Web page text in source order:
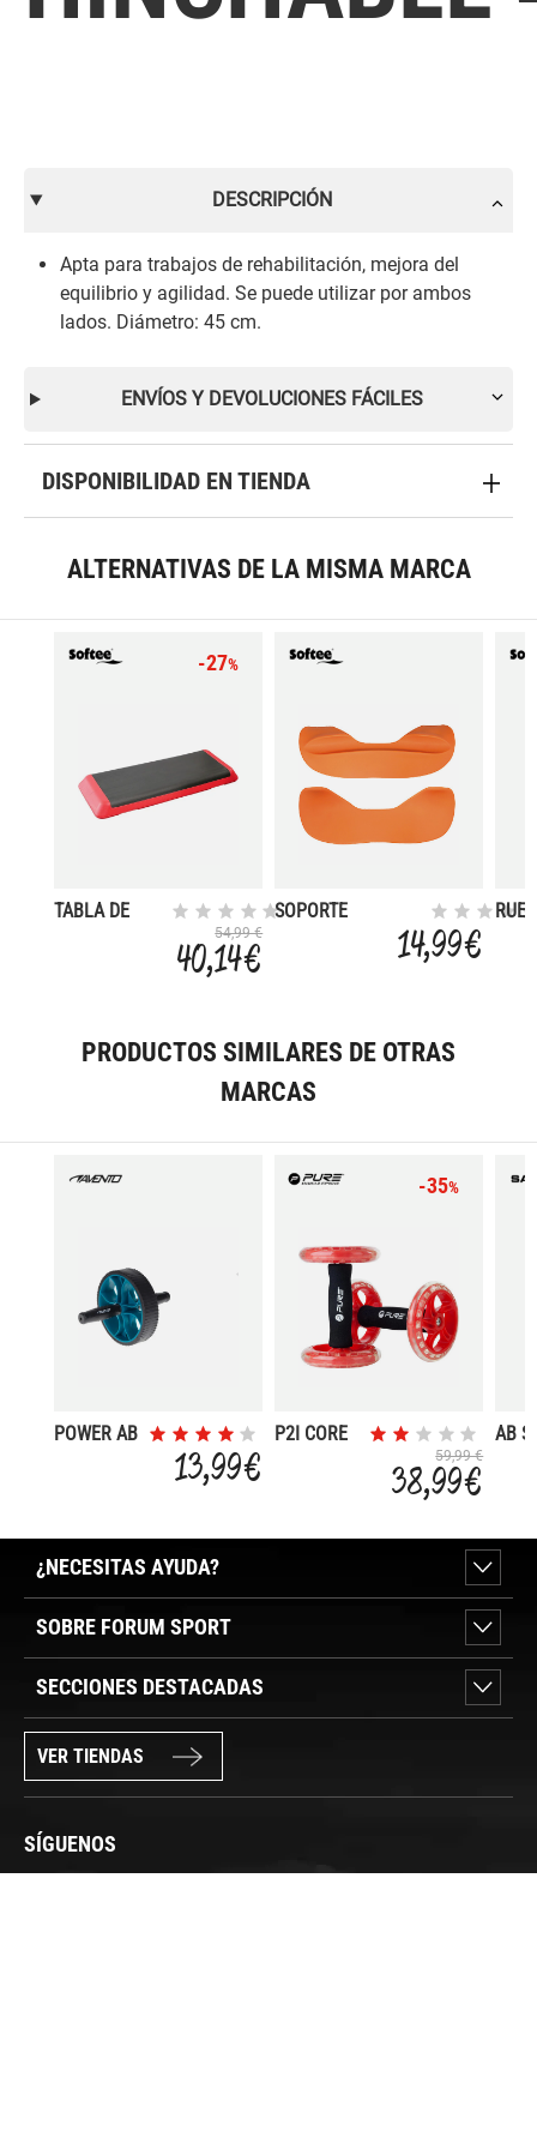
DESCRIPCIÓN
Apta para trabajos de rehabilitación, mejora del
equilibrio y agilidad. Se puede utilizar por ambos
lados. Diámetro: 45 cm.
ENVÍOS Y DEVOLUCIONES FÁCILES
DISPONIBILIDAD EN TIENDA
ALTERNATIVAS DE LA MISMA MARCA
-27%
TABLA DE
54,99 €
40,14 €
SOPORTE
CUELLO/HOMBROS
PLUS PARA BARRA14,99 €
PRODUCTOS SIMILARES DE OTRAS
MARCAS
POWER AB
13,99 €
-35%
P2I CORE
59,99 €
38,99 €
AB
¿NECESITAS AYUDA?
SOBRE FORUM SPORT
SECCIONES DESTACADAS
VER TIENDAS
SÍGUENOS